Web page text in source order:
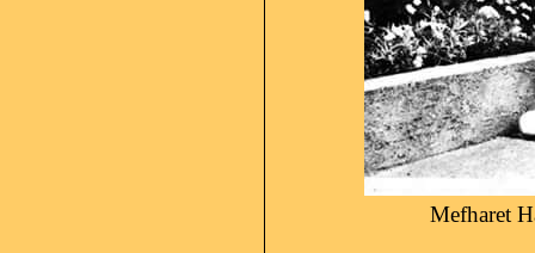
Mefharet